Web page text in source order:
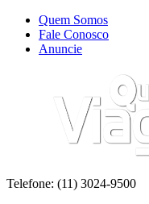
Quem Somos
Fale Conosco
Anuncie
Telefone: (11) 3024-9500